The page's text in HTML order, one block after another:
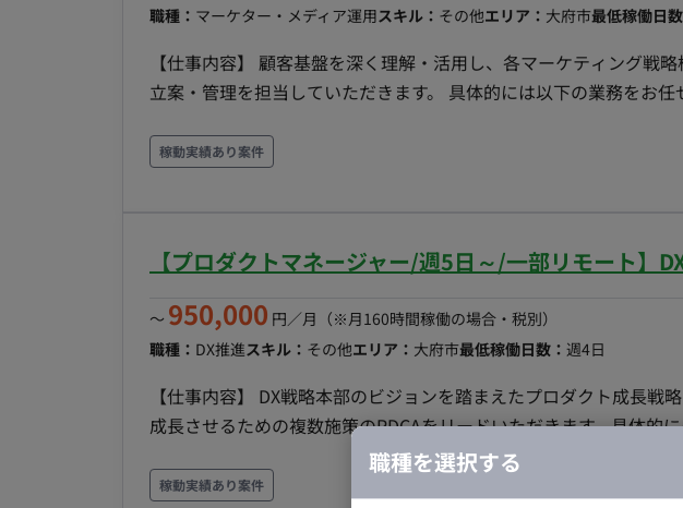
職種： マーケター・メディア運用スキル： その他エリア： 大府市最低稼働日数
【仕事内容】 顧客基盤を深く理解・活用し、各マーケティング戦
立案・管理を担当していただきます。 具体的には以下の業務をお任せします。 - マー
略策定: マーケティング領域における当社ストラテジストのビジョ
ー戦略や会員育成領域のロードマップ描く。 - フィジビリティの
フィジビリティを検証し全体進捗の管理を行う。必要に応じてス
当社の顧客セグメントを深く理解し、アプリ/SNSなどのチャネルを
キルを持つ人材像を定義し、採用・育成計画を含む人材モデルを作
れた内容を評価し、最適なベンダー等の支援会社の選定を支援。 -
成: 各戦術の費用対効果を定量的に評価するためのROIモデルを作成
を行う。 - 経営層への報告・提案支援: 検討状況や計画内容について
部以外の関連部門と密に連携し、情報共有や意見交換を行いながら
稼動実績あり案件
【プロダクトマネージャー/週5日～/一部リモート】
〜 950,000 円／月 （※月160時間稼働の場合・税別）
職種： DX推進スキル： その他エリア： 大府市最低稼働日数： 週4日
【仕事内容】 DX戦略本部のビジョンを踏まえたプロダクト成長戦
成長させるための複数施策のPDCAをリードいただきます。具体的
プロダクトロードマップ策定・推進: プロダクトロードマップの策
推進を主導。 - KPIマネジメント: 各サービスや機能のKPIを設定・
稼動実績あり案件
職種を選択する